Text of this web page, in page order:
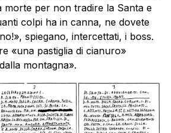
morte per non tradire la Santa e
colpi ha in canna, ne dovete
spiegano, intercettati, i boss.
«una pastiglia di cianuro»
montagna».